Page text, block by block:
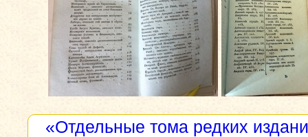
«Отдельные тома редких